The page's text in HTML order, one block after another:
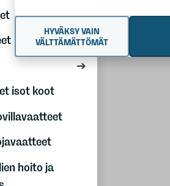
Kiertotalous
Second hand
Korjauspalvelu
Vastuullisemmin
Myymälät
isot koot
hoito ja
HYVÄKSY VAIN
VÄLTTÄMÄTTÖMÄT